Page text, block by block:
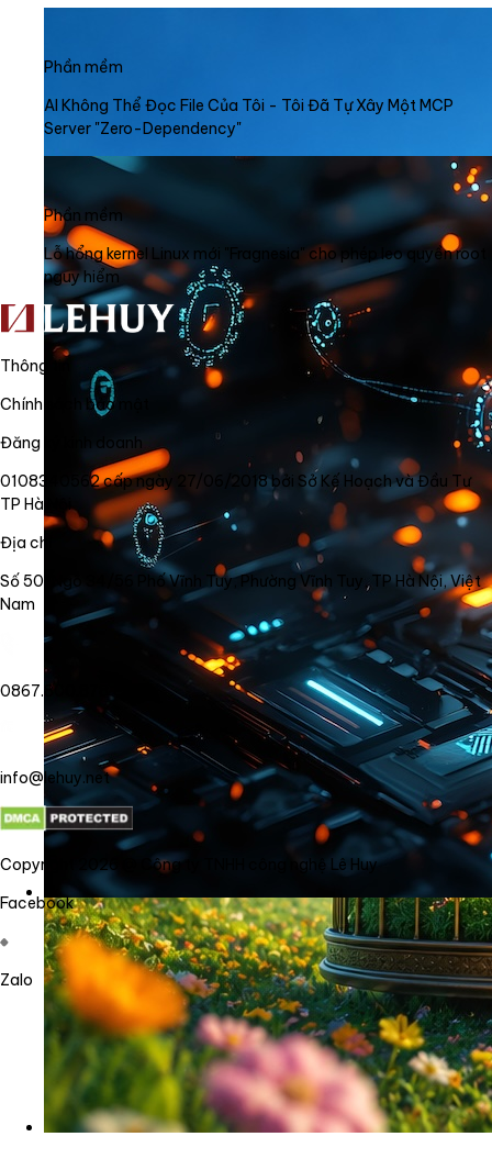
Phần mềm
AI Không Thể Đọc File Của Tôi - Tôi Đã Tự Xây Một MCP
Server "Zero-Dependency"
Phần mềm
Lỗ hổng kernel Linux mới "Fragnesia" cho phép leo quyền root
nguy hiểm
Thông tin
Chính sách bảo mật
Đăng ký kinh doanh
0108340562 cấp ngày 27/06/2018 bởi Sở Kế Hoạch và Đầu Tư
TP Hà Nội
Địa chỉ
Số 50, Ngõ 34/56 Phố Vĩnh Tuy, Phường Vĩnh Tuy, TP Hà Nội, Việt
Nam
0867.800.878
info@lehuy.net
Copyright 2026 @ Công ty TNHH công nghệ Lê Huy
Facebook
Zalo